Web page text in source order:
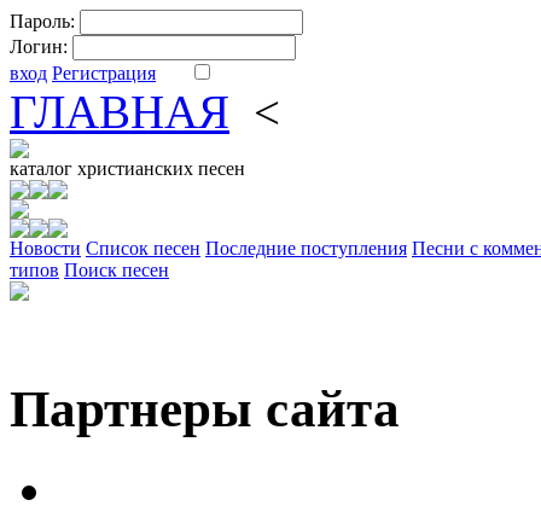
Пароль:
Логин:
вход Регистрация
ГЛАВНАЯ <
каталог христианских песен
Новости Cписок песен Последние поступления Песни с
типов Поиск песен
Партнеры сайта